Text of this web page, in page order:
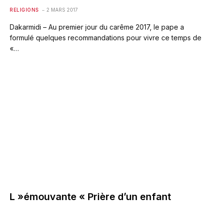
RELIGIONS 2 MARS 2017
Dakarmidi – Au premier jour du carême 2017, le pape a
formulé quelques recommandations pour vivre ce temps de
«…
L »émouvante « Prière d’un enfant